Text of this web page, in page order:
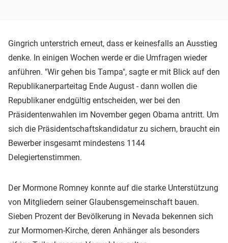
Gingrich unterstrich erneut, dass er keinesfalls an Ausstieg
denke. In einigen Wochen werde er die Umfragen wieder
anführen. "Wir gehen bis Tampa", sagte er mit Blick auf den
Republikanerparteitag Ende August - dann wollen die
Republikaner endgültig entscheiden, wer bei den
Präsidentenwahlen im November gegen Obama antritt. Um
sich die Präsidentschaftskandidatur zu sichern, braucht ein
Bewerber insgesamt mindestens 1144
Delegiertenstimmen.
Der Mormone Romney konnte auf die starke Unterstützung
von Mitgliedern seiner Glaubensgemeinschaft bauen.
Sieben Prozent der Bevölkerung in Nevada bekennen sich
zur Mormomen-Kirche, deren Anhänger als besonders